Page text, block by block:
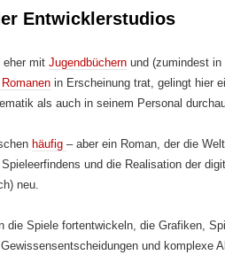
Entwicklerstudios
eher mit Jugendbüchern und (zumindest in
in Erscheinung trat, gelingt hier
als auch in seinem Personal
häufig – aber ein Roman, der die
und die Realisation der
neu.
Spiele fortentwickeln, die Grafiken,
und komplexe